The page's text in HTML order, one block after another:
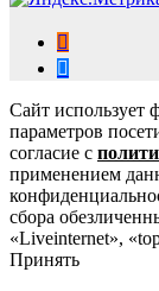
Сайт использует
параметров
согласие с
применением
сбора
«Liveinternet»,
Принять